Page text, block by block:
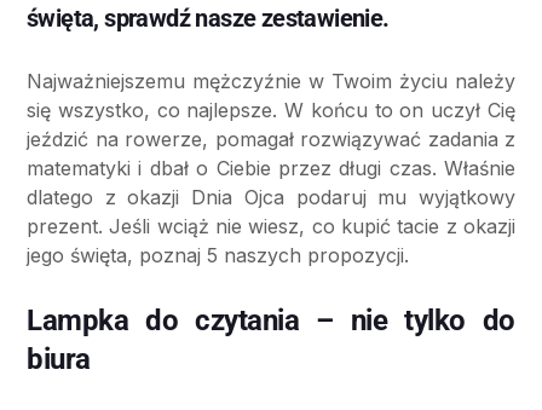
święta, sprawdź nasze zestawienie.
Najważniejszemu mężczyźnie w Twoim życiu należy
się wszystko, co najlepsze. W końcu to on uczył Cię
jeździć na rowerze, pomagał rozwiązywać zadania z
matematyki i dbał o Ciebie przez długi czas. Właśnie
dlatego z okazji Dnia Ojca podaruj mu wyjątkowy
prezent. Jeśli wciąż nie wiesz, co kupić tacie z okazji
jego święta, poznaj 5 naszych propozycji.
Lampka do czytania – nie tylko do
biura